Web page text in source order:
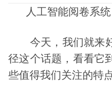
人工智能阅卷系
今天，我们就来好
径这个话题，看看它
些值得我们关注的特